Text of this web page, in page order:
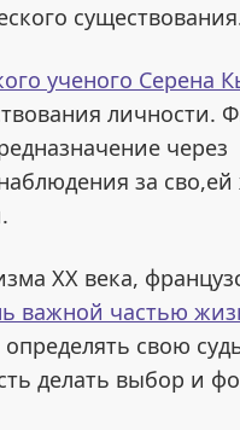
ученого Серена
личности.
через
за
XX века,
важной частью
свою
делать выбор и